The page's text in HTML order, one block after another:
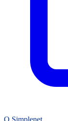
O Simplenet